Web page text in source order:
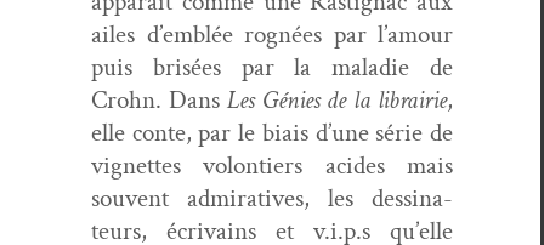
ailes d’emblée rognées par l’amour
puis brisées par la mal­adie de
Crohn. Dans Les Génies de la librairie,
elle con­te, par le biais d’une série de
vignettes volon­tiers acides mais
sou­vent admi­ra­tives, les dessi­na­
teurs, écrivains et v.i.p.s qu’elle